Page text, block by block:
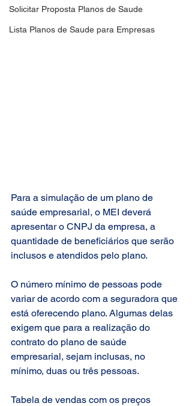
Solicitar Proposta Planos de Saude
Lista Planos de Saude para Empresas
Para a simulação de um plano de
saúde empresarial, o MEI deverá
apresentar o CNPJ da empresa, a
quantidade de beneficiários que serão
inclusos e atendidos pelo plano.
O número mínimo de pessoas pode
variar de acordo com a seguradora que
está oferecendo plano. Algumas delas
exigem que para a realização do
contrato do plano de saúde
empresarial, sejam inclusas, no
mínimo, duas ou três pessoas.
Tabela de vendas com os preços